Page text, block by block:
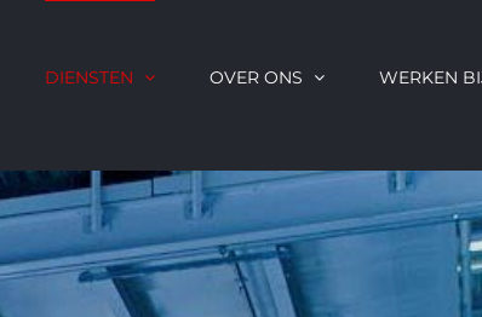
DIENSTEN OVER ONS WERKEN